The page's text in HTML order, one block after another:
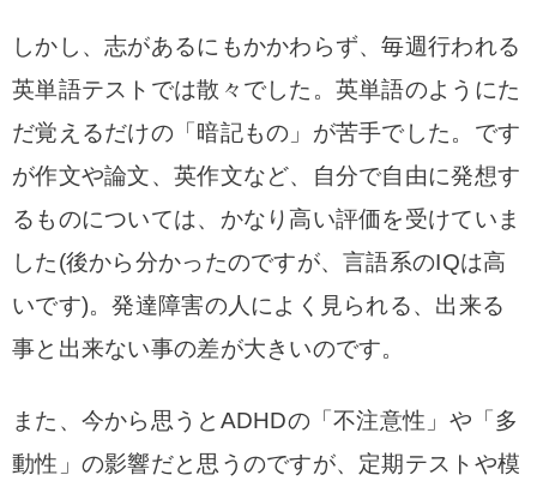
しかし、志があるにもかかわらず、毎週行われる
英単語テストでは散々でした。英単語のようにた
だ覚えるだけの「暗記もの」が苦手でした。です
が作文や論文、英作文など、自分で自由に発想す
るものについては、かなり高い評価を受けていま
した(後から分かったのですが、言語系のIQは高
いです)。発達障害の人によく見られる、出来る
事と出来ない事の差が大きいのです。
また、今から思うとADHDの「不注意性」や「多
動性」の影響だと思うのですが、定期テストや模